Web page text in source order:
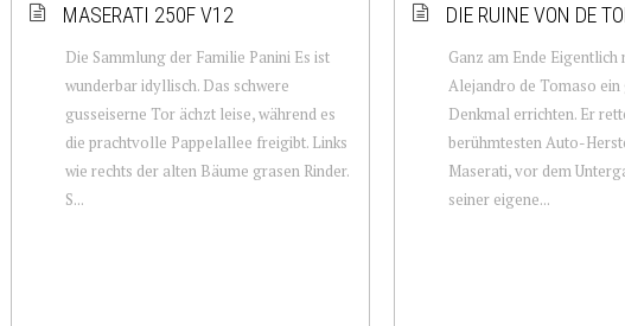
MASERATI 250F V12
Die Sammlung der Familie Panini Es ist
wunderbar idyllisch. Das schwere
gusseiserne Tor ächzt leise, während es
die prachtvolle Pappelallee freigibt. Links
wie rechts der alten Bäume grasen Rinder.
S...
DIE RUINE VON DE
Ganz am Ende Eigentlich
Alejandro de Tomaso ein
Denkmal errichten. Er
berühmtesten Auto-
Maserati, vor dem
seiner eigene...